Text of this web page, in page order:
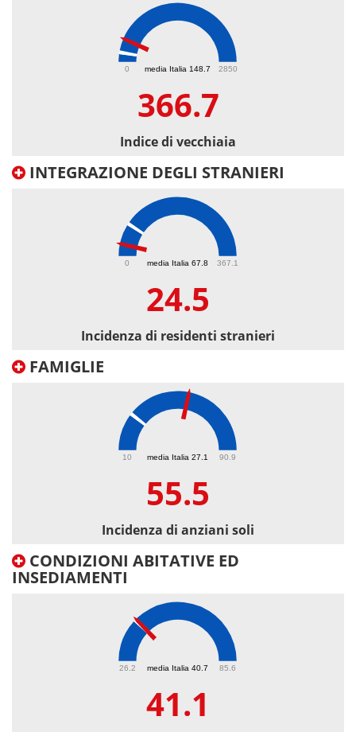
media Italia 148.7
0 2850
366.7
Indice di vecchiaia
INTEGRAZIONE DEGLI STRANIERI
media Italia 67.8
0 367.1
24.5
Incidenza di residenti stranieri
FAMIGLIE
media Italia 27.1
10 90.9
55.5
Incidenza di anziani soli
CONDIZIONI ABITATIVE ED
INSEDIAMENTI
media Italia 40.7
26.2 85.6
41.1